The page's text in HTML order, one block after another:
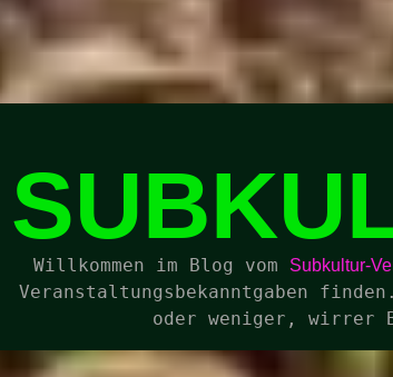
Willkommen im Blog vom Subkultur-
Veranstaltungsbekanntgaben
oder weniger, wirrer